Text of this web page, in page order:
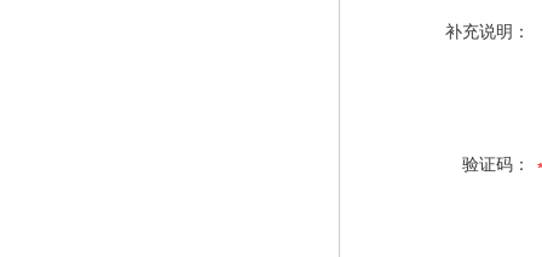
补充说明：
验证码：